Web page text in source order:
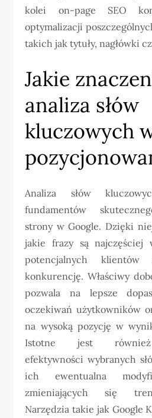
kolei on-page SEO
optymalizacji
takich jak tytuły, nagłówki
Jakie
analiza słów
kluczowych
Analiza słów
fundamentów
strony w Google. Dzięki
jakie frazy są najczęściej
potencjalnych
konkurencję. Właściwy
pozwala na lepsze
oczekiwań użytkowników
na wysoką pozycję w
Istotne jest również
efektywności wybranych
ich ewentualna
zmieniających się
Narzędzia takie jak Google